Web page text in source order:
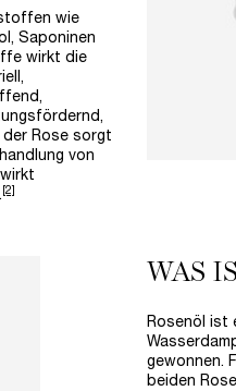
wie
Saponinen
wirkt die
der Rose sorgt
von
[2]
WAS
Rosenöl ist
gewonnen.
beiden